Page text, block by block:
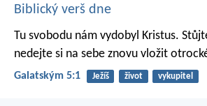
Biblický verš dne
Tu svobodu nám vydobyl Kristus.
nedejte si na sebe znovu vložit
Galatským 5:1 Ježíš život vykupitel